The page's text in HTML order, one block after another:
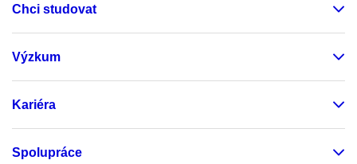
Chci studovat
Výzkum
Kariéra
Spolupráce